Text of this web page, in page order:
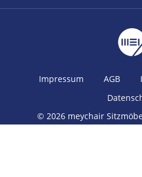
Impressum AGB
© 2026 meychair